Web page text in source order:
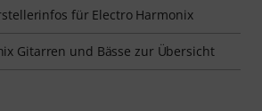
für Electro Harmonix
Gitarren und Bässe zur Übersicht